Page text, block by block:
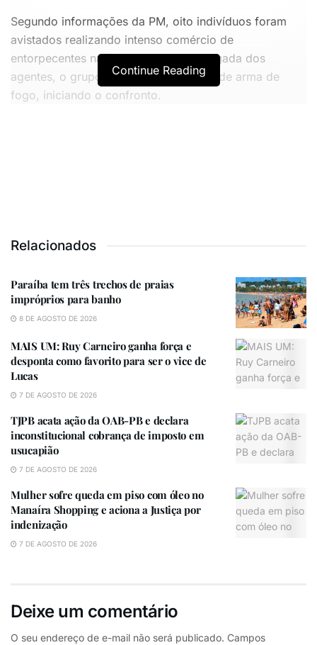
Segundo informações da PM, oito indivíduos foram
avistados realizando intenso comércio de
entorpecentes na área. Ao notar a chegada dos
agentes, o grupo reagiu com disparos de arma de
fogo, iniciando o confronto.
Durante a operação, três suspeitos foram presos e
houve a apreensão de uma pistola calibre .40, um
revólver calibre .357, dinheiro, balanças de precisão e
diversas substâncias ilícitas, como maconha, cocaína,
crack e haxixe.
Todo o material recolhido e os detidos foram levados
para a Cidade da Polícia Civil. A corporação informou
que continuará as diligências para localizar os demais
envolvidos na ação criminosa.
Continue Reading
Relacionados
Paraíba tem três trechos de praias
impróprios para banho
8 DE AGOSTO DE 2026
MAIS UM: Ruy Carneiro ganha força e
desponta como favorito para ser o vice de
Lucas
7 DE AGOSTO DE 2026
TJPB acata ação da OAB-PB e declara
inconstitucional cobrança de imposto em
usucapião
7 DE AGOSTO DE 2026
Mulher sofre queda em piso com óleo no
Manaíra Shopping e aciona a Justiça por
indenização
7 DE AGOSTO DE 2026
Deixe um comentário
O seu endereço de e-mail não será publicado. Campos